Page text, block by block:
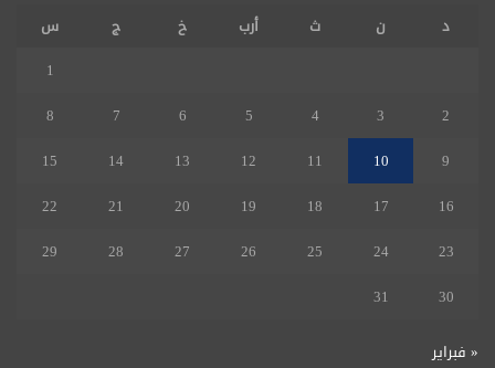
د
ن ث أرب خ ج
س
1
2
3
4
5
6
7
8
9
10
11
12
13
14
15
16
17
18
19
20
21
22
23
24
25
26
27
28
29
30
31
« فبراير